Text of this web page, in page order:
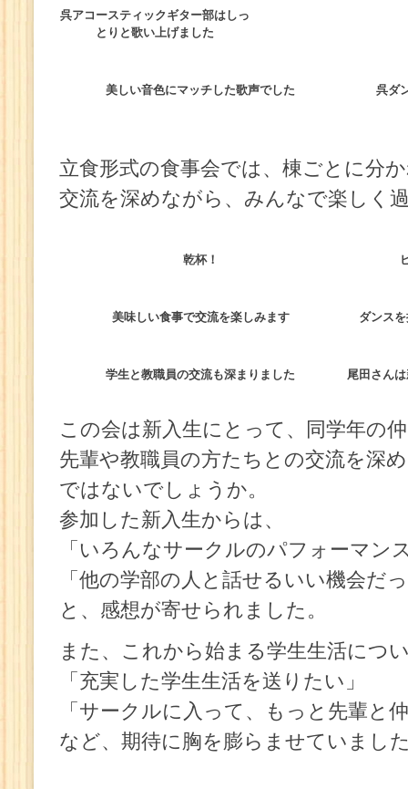
呉アコースティックギター部はしっ
とりと歌い上げました
美しい音色にマッチした歌声でした 呉ダ
立食形式の食事会では、棟ごとに分
交流を深めながら、みんなで楽しく
乾杯！
美味しい食事で交流を楽しみます ダンス
学生と教職員の交流も深まりました 尾田さん
この会は新入生にとって、同学年の
先輩や教職員の方たちとの交流を深
ではないでしょうか。
参加した新入生からは、
「いろんなサークルのパフォーマン
「他の学部の人と話せるいい機会だ
と、感想が寄せられました。
また、これから始まる学生生活につ
「充実した学生生活を送りたい」
「サークルに入って、もっと先輩と
など、期待に胸を膨らませていまし